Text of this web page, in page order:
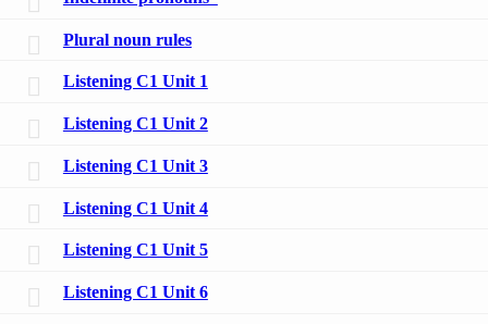
Plural noun rules
Listening C1 Unit 1
Listening C1 Unit 2
Listening C1 Unit 3
Listening C1 Unit 4
Listening C1 Unit 5
Listening C1 Unit 6